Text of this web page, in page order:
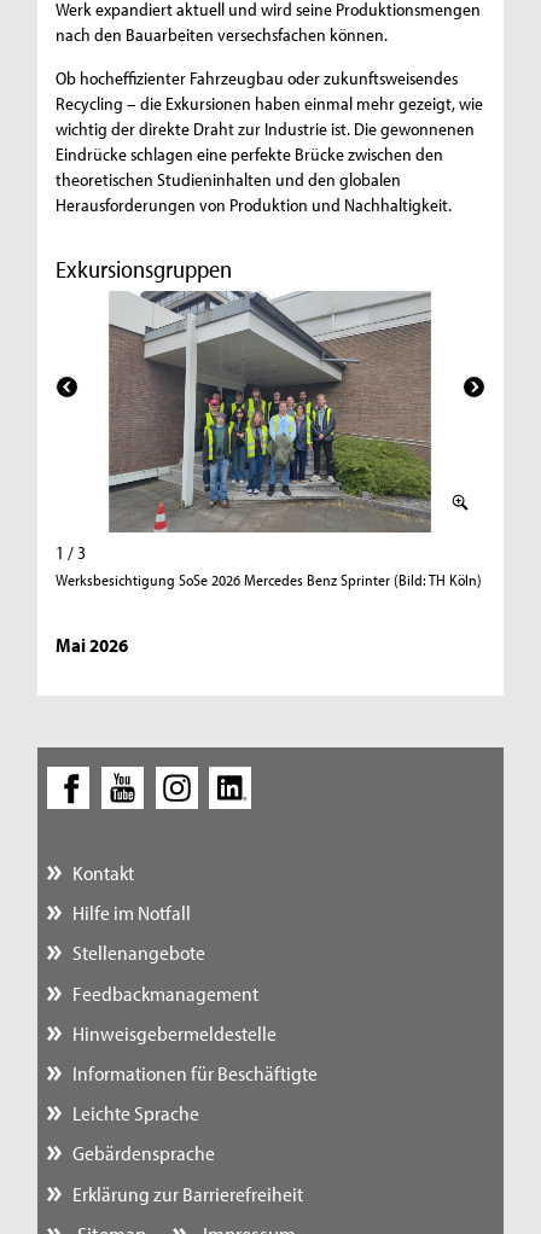
Werk expandiert aktuell und wird seine Produktionsmengen
nach den Bauarbeiten versechsfachen können.
Ob hocheffizienter Fahrzeugbau oder zukunftsweisendes
Recycling – die Exkursionen haben einmal mehr gezeigt, wie
wichtig der direkte Draht zur Industrie ist. Die gewonnenen
Eindrücke schlagen eine perfekte Brücke zwischen den
theoretischen Studieninhalten und den globalen
Herausforderungen von Produktion und Nachhaltigkeit.
Exkursionsgruppen
1 / 3
Werksbesichtigung SoSe 2026 Mercedes Benz Sprinter (Bild: TH Köln)
Mai 2026
Kontakt
Hilfe im Notfall
Stellenangebote
Feedbackmanagement
Hinweisgebermeldestelle
Informationen für Beschäftigte
Leichte Sprache
Gebärdensprache
Erklärung zur Barrierefreiheit